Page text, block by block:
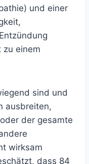
und einer
zu einem
sind und
ausbreiten,
der gesamte
wirksam
dass 84